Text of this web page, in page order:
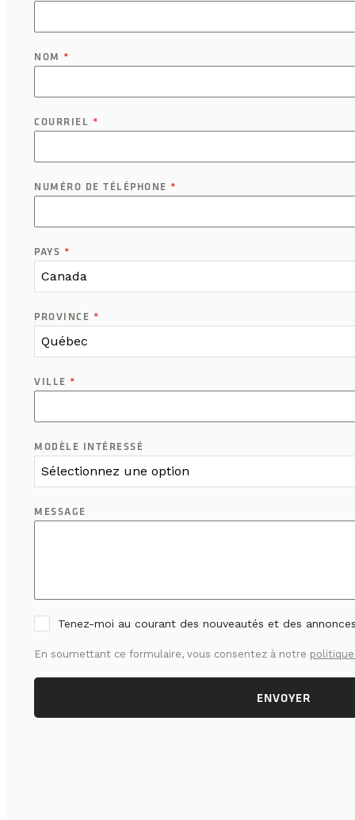
NOM *
COURRIEL *
NUMÉRO DE TÉLÉPHONE *
PAYS *
Canada
PROVINCE *
Québec
VILLE *
MODÈLE INTÉRESSÉ
Sélectionnez une option
MESSAGE
Tenez-moi au courant des nouveautés et des
En soumettant ce formulaire, vous consentez à notre
ENVOYER